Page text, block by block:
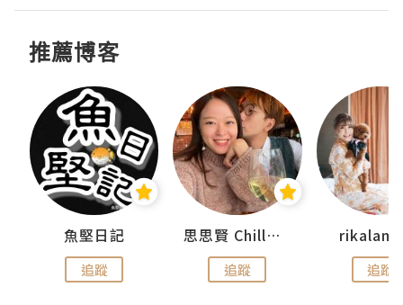
推薦博客
魚堅日記
追蹤
思思賢 ChillMyBabe
追蹤 追蹤